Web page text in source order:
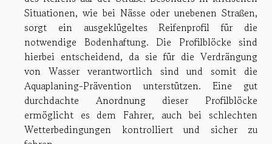
Situationen, wie bei Nässe oder unebenen Straßen,
sorgt ein ausgeklügeltes Reifenprofil für die
notwendige Bodenhaftung. Die Profilblöcke sind
hierbei entscheidend, da sie für die Verdrängung
von Wasser verantwortlich sind und somit die
Aquaplaning-Prävention unterstützen. Eine gut
durchdachte Anordnung dieser Profilblöcke
ermöglicht es dem Fahrer, auch bei schlechten
Wetterbedingungen kontrolliert und sicher zu